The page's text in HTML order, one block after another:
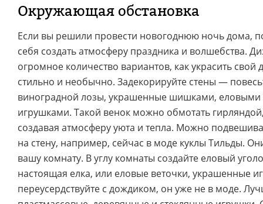
Окружающая обстановка
Если вы решили провести новогоднюю ночь дома,
себя создать атмосферу праздника и волшебства.
огромное количество вариантов, как украсить
стильно и необычно. Задекорируйте стены —
виноградной лозы, украшенные шишками, еловыми
игрушками. Такой венок можно обмотать
создавая атмосферу уюта и тепла. Можно
на стену, например, сейчас в моде куклы Тильды.
вашу комнату. В углу комнаты создайте еловый
настоящая елка, или еловые веточки, украшенные
переусердствуйте с дождиком, он уже не в моде.